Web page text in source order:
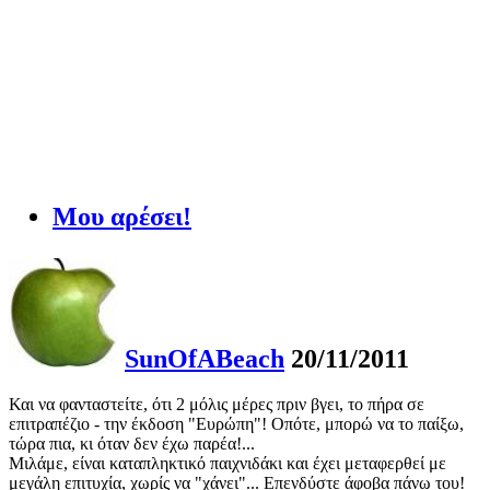
Μου αρέσει!
SunOfABeach 20/11/2011
Και να φανταστείτε, ότι 2 μόλις μέρες πριν βγει, το πήρα σε
επιτραπέζιο - την έκδοση "Ευρώπη"! Οπότε, μπορώ να το παίξω,
τώρα πια, κι όταν δεν έχω παρέα!...
Μιλάμε, είναι καταπληκτικό παιχνιδάκι και έχει μεταφερθεί με
μεγάλη επιτυχία, χωρίς να "χάνει"... Επενδύστε άφοβα πάνω του!